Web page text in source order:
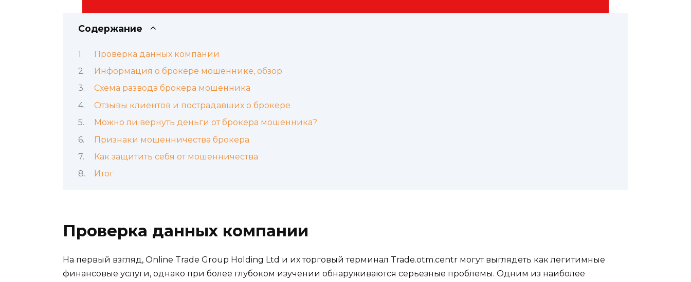
Содержание
Проверка данных компании
Информация о брокере мошеннике, обзор
Схема развода брокера мошенника
Отзывы клиентов и пострадавших о брокере
Можно ли вернуть деньги от брокера мошенника?
Признаки мошенничества брокера
Как защитить себя от мошенничества
Итог
Проверка данных компании
На первый взгляд, Online Trade Group Holding Ltd и их торговый терминал Trade.otm.centr могут выглядеть как легитимные
финансовые услуги, однако при более глубоком изучении обнаруживаются серьезные проблемы. Одним из наиболее